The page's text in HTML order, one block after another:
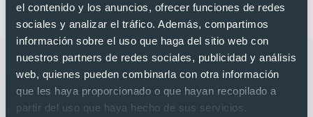
el contenido y los anuncios, ofrecer funciones de redes
sociales y analizar el tráfico. Además, compartimos
información sobre el uso que haga del sitio web con
nuestros partners de redes sociales, publicidad y análisis
web, quienes pueden combinarla con otra información
que les haya proporcionado o que hayan recopilado a
partir del uso que haya hecho de sus servicios.
Categorías relacionadas con
Powerbank personalizado ABS
reciclado ultra compacto (5000 mAh)